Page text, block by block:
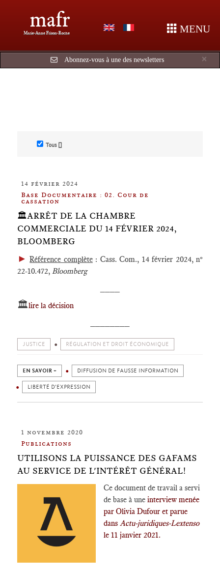
mafr
Marie-Anne Frison-Roche MENU
×
Abonnez-vous à une des newsletters
Tous []
14 février 2024
Base Documentaire : 02. Cour de
cassation
🏛️ARRÊT DE LA CHAMBRE
COMMERCIALE DU 14 FÉVRIER 2024,
BLOOMBERG
►Référence complète: Cass. Com., 14 février 2024, n°
22-10.472, Bloomberg
🏛️lire la décision
JUSTICE RÉGULATION ET DROIT ÉCONOMIQUE
EN SAVOIR + DIFFUSION DE FAUSSE INFORMATION
LIBERTÉ D'EXPRESSION
1 novembre 2020
Publications
UTILISONS LA PUISSANCE DES GAFAMS
AU SERVICE DE L'INTÉRÊT GÉNÉRAL!
Ce document de travail a servi
de base à une interview menée
par Olivia Dufour et parue
dans Actu-juridiques-Lextenso
le 11 janvier 2021.